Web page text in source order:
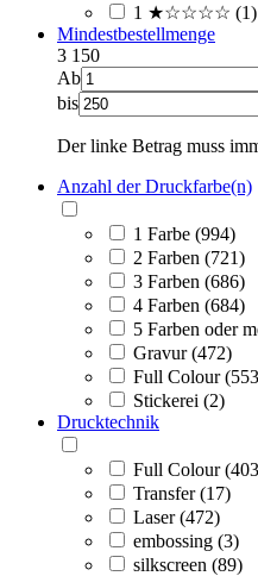
1 ★☆☆☆☆ (1)
Mindestbestellmenge
3 150
Ab
bis
Der linke Betrag muss
Anzahl der Druckfarbe(n)
1 Farbe (994)
2 Farben (721)
3 Farben (686)
4 Farben (684)
5 Farben oder
Gravur (472)
Full Colour
Stickerei (2)
Drucktechnik
Full Colour
Transfer (17)
Laser (472)
embossing (3)
silkscreen (89)